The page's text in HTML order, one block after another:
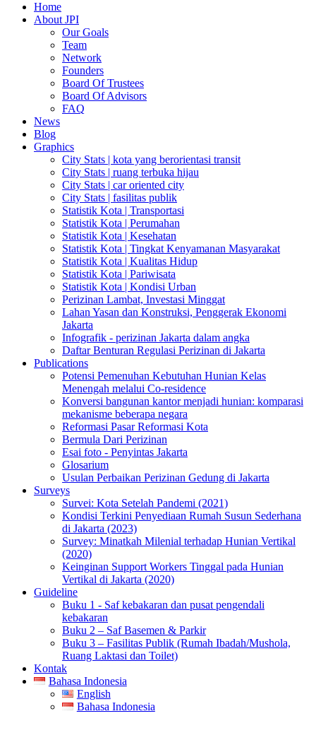
Home
About JPI
Our Goals
Team
Network
Founders
Board Of Trustees
Board Of Advisors
FAQ
News
Blog
Graphics
City Stats | kota yang berorientasi transit
City Stats | ruang terbuka hijau
City Stats | car oriented city
City Stats | fasilitas publik
Statistik Kota | Transportasi
Statistik Kota | Perumahan
Statistik Kota | Kesehatan
Statistik Kota | Tingkat Kenyamanan Masyarakat
Statistik Kota | Kualitas Hidup
Statistik Kota | Pariwisata
Statistik Kota | Kondisi Urban
Perizinan Lambat, Investasi Minggat
Lahan Yasan dan Konstruksi, Penggerak Ekonomi
Jakarta
Infografik - perizinan Jakarta dalam angka
Daftar Benturan Regulasi Perizinan di Jakarta
Publications
Potensi Pemenuhan Kebutuhan Hunian Kelas
Menengah melalui Co-residence
Konversi bangunan kantor menjadi hunian: komparasi
mekanisme beberapa negara
Reformasi Pasar Reformasi Kota
Bermula Dari Perizinan
Esai foto - Penyintas Jakarta
Glosarium
Usulan Perbaikan Perizinan Gedung di Jakarta
Surveys
Survei: Kota Setelah Pandemi (2021)
Kondisi Terkini Penyediaan Rumah Susun Sederhana
di Jakarta (2023)
Survey: Minatkah Milenial terhadap Hunian Vertikal
(2020)
Keinginan Support Workers Tinggal pada Hunian
Vertikal di Jakarta (2020)
Guideline
Buku 1 - Saf kebakaran dan pusat pengendali
kebakaran
Buku 2 – Saf Basemen & Parkir
Buku 3 – Fasilitas Publik (Rumah Ibadah/Mushola,
Ruang Laktasi dan Toilet)
Kontak
Bahasa Indonesia
English
Bahasa Indonesia